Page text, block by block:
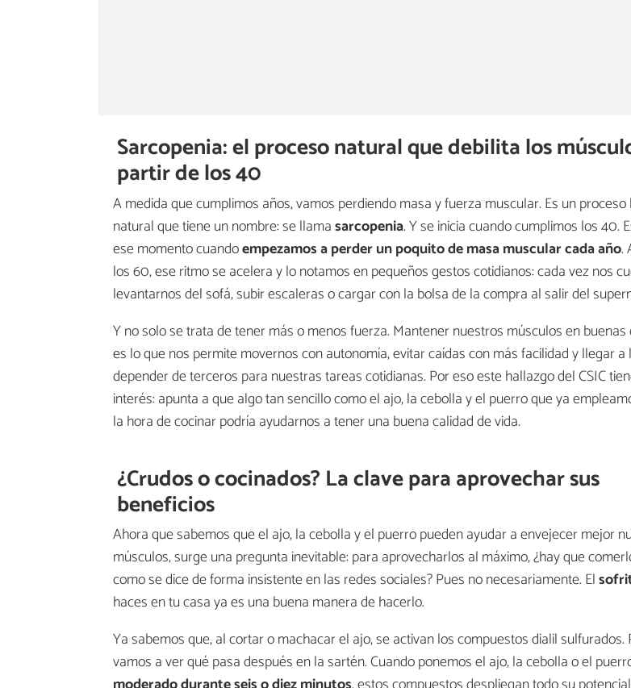
Sarcopenia: el proceso natural que debilita los
partir de los 40
A medida que cumplimos años, vamos perdiendo masa y fuerza muscular. Es un
natural que tiene un nombre: se llamasarcopenia. Y se inicia cuando cumplimos los 40.
ese momento cuandoempezamos a perder un poquito de masa muscular cada año.
los 60, ese ritmo se acelera y lo notamos en pequeños gestos cotidianos: cada vez nos
levantarnos del sofá, subir escaleras o cargar con la bolsa de la compra al salir del
Y no solo se trata de tener más o menos fuerza. Mantener nuestros músculos en buenas
es lo que nos permite movernos con autonomía, evitar caídas con más facilidad y llegar a
depender de terceros para nuestras tareas cotidianas. Por eso este hallazgo del CSIC
interés: apunta a que algo tan sencillo como el ajo, la cebolla y el puerro que ya
la hora de cocinar podría ayudarnos a tener una buena calidad de vida.
¿Crudos o cocinados? La clave para aprovechar sus
beneficios
Ahora que sabemos que el ajo, la cebolla y el puerro pueden ayudar a envejecer mejor
músculos, surge una pregunta inevitable: para aprovecharlos al máximo, ¿hay que
como se dice de forma insistente en las redes sociales? Pues no necesariamente. El
haces en tu casa ya es una buena manera de hacerlo.
Ya sabemos que, al cortar o machacar el ajo, se activan los compuestos dialil sulfurados.
vamos a ver qué pasa después en la sartén. Cuando ponemos el ajo, la cebolla o el